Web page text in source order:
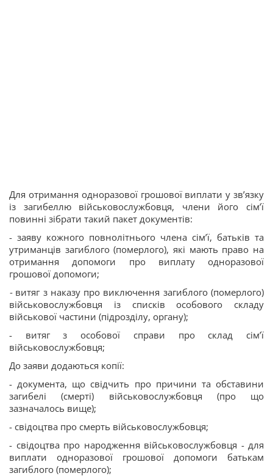
Для отримання одноразової грошової виплати у зв’язку
із загибеллю військовослужбовця, члени його сім’ї
повинні зібрати такий пакет документів:
- заяву кожного повнолітнього члена сім’ї, батьків та
утриманців загиблого (померлого), які мають право на
отримання допомоги про виплату одноразової
грошової допомоги;
- витяг з наказу про виключення загиблого (померлого)
військовослужбовця із списків особового складу
військової частини (підрозділу, органу);
- витяг з особової справи про склад сім’ї
військовослужбовця;
До заяви додаються копії:
- документа, що свідчить про причини та обставини
загибелі (смерті) військовослужбовця (про що
зазначалось вище);
- свідоцтва про смерть військовослужбовця;
- свідоцтва про народження військовослужбовця - для
виплати одноразової грошової допомоги батькам
загиблого (померлого);